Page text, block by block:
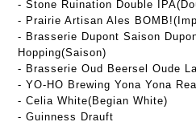
- Stone Ruination Double
- Prairie Artisan Ales
- Brasserie Dupont Saison
Hopping(Saison)
- Brasserie Oud Beersel Oude
- YO-HO Brewing Yona Yona
- Celia White(Begian White)
- Guinness Drauft